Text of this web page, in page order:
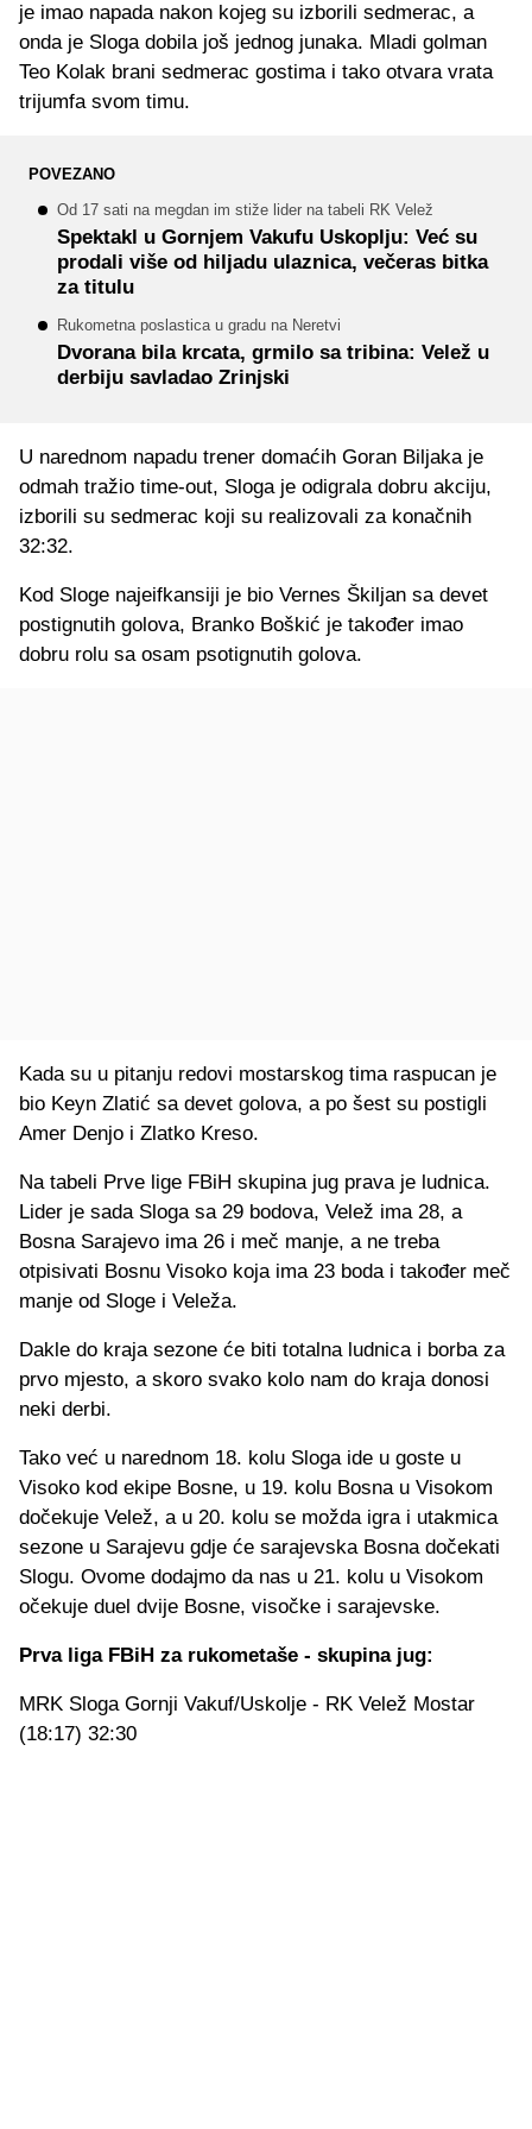
je imao napada nakon kojeg su izborili sedmerac, a
onda je Sloga dobila još jednog junaka. Mladi golman
Teo Kolak brani sedmerac gostima i tako otvara vrata
trijumfa svom timu.
POVEZANO
Od 17 sati na megdan im stiže lider na tabeli RK Velež
Spektakl u Gornjem Vakufu Uskoplju: Već su
prodali više od hiljadu ulaznica, večeras bitka
za titulu
Rukometna poslastica u gradu na Neretvi
Dvorana bila krcata, grmilo sa tribina: Velež u
derbiju savladao Zrinjski
U narednom napadu trener domaćih Goran Biljaka je
odmah tražio time-out, Sloga je odigrala dobru akciju,
izborili su sedmerac koji su realizovali za konačnih
32:32.
Kod Sloge najeifkansiji je bio Vernes Škiljan sa devet
postignutih golova, Branko Boškić je također imao
dobru rolu sa osam psotignutih golova.
Kada su u pitanju redovi mostarskog tima raspucan je
bio Keyn Zlatić sa devet golova, a po šest su postigli
Amer Denjo i Zlatko Kreso.
Na tabeli Prve lige FBiH skupina jug prava je ludnica.
Lider je sada Sloga sa 29 bodova, Velež ima 28, a
Bosna Sarajevo ima 26 i meč manje, a ne treba
otpisivati Bosnu Visoko koja ima 23 boda i također meč
manje od Sloge i Veleža.
Dakle do kraja sezone će biti totalna ludnica i borba za
prvo mjesto, a skoro svako kolo nam do kraja donosi
neki derbi.
Tako već u narednom 18. kolu Sloga ide u goste u
Visoko kod ekipe Bosne, u 19. kolu Bosna u Visokom
dočekuje Velež, a u 20. kolu se možda igra i utakmica
sezone u Sarajevu gdje će sarajevska Bosna dočekati
Slogu. Ovome dodajmo da nas u 21. kolu u Visokom
očekuje duel dvije Bosne, visočke i sarajevske.
Prva liga FBiH za rukometaše - skupina jug:
MRK Sloga Gornji Vakuf/Uskolje - RK Velež Mostar
(18:17) 32:30